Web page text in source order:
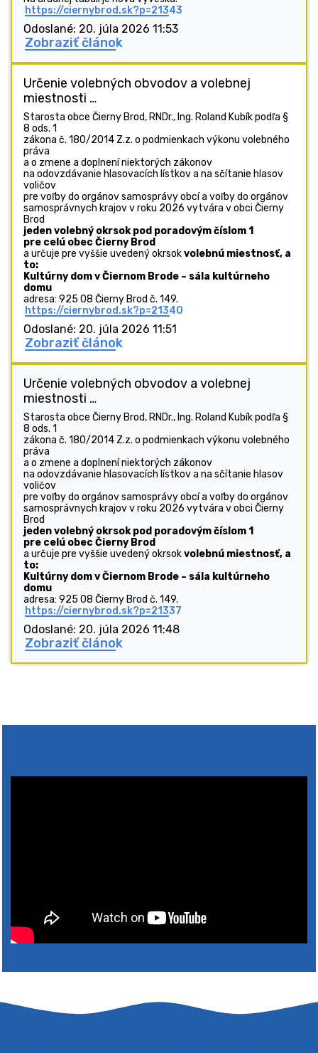
https://ciernybrod.sk?p=21343
Odoslané: 20. júla 2026 11:53
Zobraziť článok
Určenie volebných obvodov a volebnej
miestnosti …
Starosta obce Čierny Brod, RNDr., Ing. Roland Kubík podľa §
8 ods. 1
zákona č. 180/2014 Z.z. o podmienkach výkonu volebného
práva
a o zmene a doplnení niektorých zákonov
na odovzdávanie hlasovacích lístkov a na sčítanie hlasov
voličov
pre voľby do orgánov samosprávy obcí a voľby do orgánov
samosprávnych krajov v roku 2026 vytvára v obci Čierny
Brod
jeden volebný okrsok pod poradovým číslom1
pre celú obec Čierny Brod
a určuje pre vyššie uvedený okrsokvolebnú miestnosť, a
to:
Kultúrny dom v Čiernom Brode – sála kultúrneho
domu
adresa: 925 08 Čierny Brod č. 149.
https://ciernybrod.sk?p=21340
Odoslané: 20. júla 2026 11:51
Zobraziť článok
Určenie volebných obvodov a volebnej
miestnosti …
Starosta obce Čierny Brod, RNDr., Ing. Roland Kubík podľa §
8 ods. 1
zákona č. 180/2014 Z.z. o podmienkach výkonu volebného
práva
a o zmene a doplnení niektorých zákonov
na odovzdávanie hlasovacích lístkov a na sčítanie hlasov
voličov
pre voľby do orgánov samosprávy obcí a voľby do orgánov
samosprávnych krajov v roku 2026 vytvára v obci Čierny
Brod
jeden volebný okrsok pod poradovým číslom1
pre celú obec Čierny Brod
a určuje pre vyššie uvedený okrsokvolebnú miestnosť, a
to:
Kultúrny dom v Čiernom Brode – sála kultúrneho
domu
adresa: 925 08 Čierny Brod č. 149.
https://ciernybrod.sk?p=21337
Odoslané: 20. júla 2026 11:48
Zobraziť článok